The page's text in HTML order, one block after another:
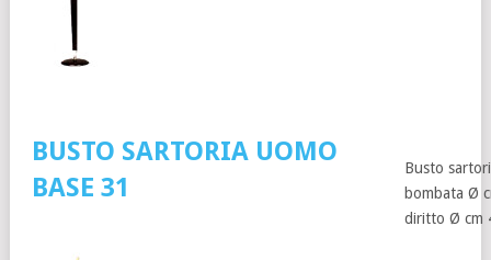
BUSTO SARTORIA UOMO
BASE 31
Busto
bombata Ø
diritto Ø cm